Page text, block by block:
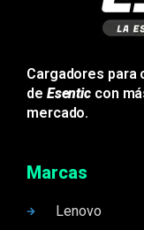
Cargadores para
de Esentic con
mercado.
Marcas
Lenovo